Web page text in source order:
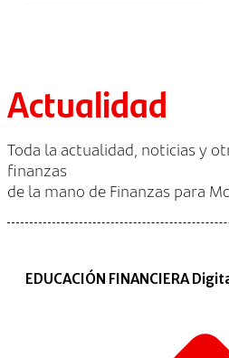
Actualidad
Toda la actualidad, noticias y
finanzas
de la mano de Finanzas para
EDUCACIÓN FINANCIERA